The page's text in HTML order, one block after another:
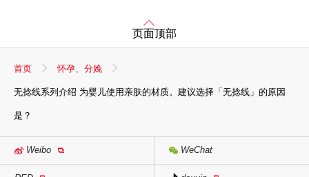
页面顶部
首页 怀孕、分娩
无捻线系列介绍 为婴儿使用亲肤的材质。建议选择「无捻线」的原因
是？
Weibo WeChat